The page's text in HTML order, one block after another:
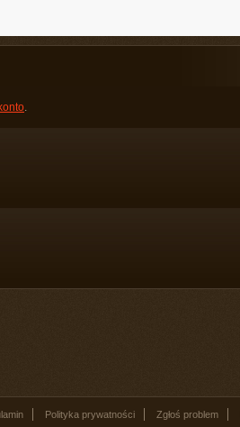
.
Polityka prywatności Zgłoś problem